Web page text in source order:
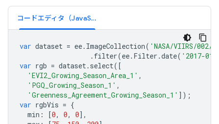
コードエディタ（JavaScript）
var dataset = ee. ImageCollection( 'NASA/VIIRS/002/
. filter(ee. Filter .date( '2017-
var rgb = dataset. select([
'EVI2_Growing_Season_Area_1' ,
'PGQ_Growing_Season_1' ,
'Greenness_Agreement_Growing_Season_1' ]);
var rgbVis = {
min : [0, 0, 0],